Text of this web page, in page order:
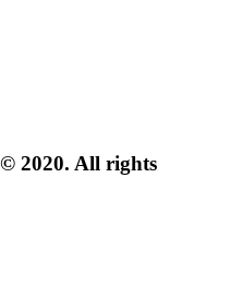
2020. All rights